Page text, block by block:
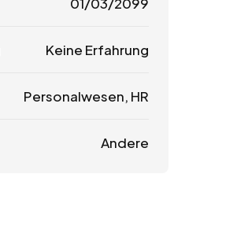
01/03/2099
Keine Erfahrung
Personalwesen, HR
Andere